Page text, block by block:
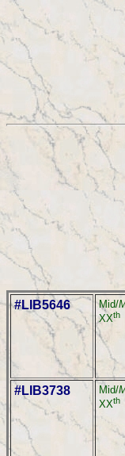
#LIB5646
Mid/
XXth
#LIB3738 Mid/
XXth